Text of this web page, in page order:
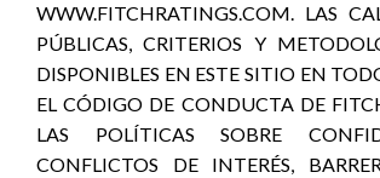
WWW.FITCHRATINGS.COM. LAS
PÚBLICAS, CRITERIOS Y
DISPONIBLES EN ESTE SITIO EN
EL CÓDIGO DE CONDUCTA DE
LAS POLÍTICAS SOBRE
CONFLICTOS DE INTERÉS,